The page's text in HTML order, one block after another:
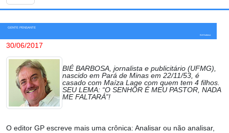
GENTE PENSANTE
Bié Barbosa
30/06/2017
BIÉ BARBOSA, jornalista e publicitário (UFMG),
nascido em Pará de Minas em 22/11/53, é
casado com Maíza Lage com quem tem 4 filhos.
SEU LEMA: “O SENHOR É MEU PASTOR, NADA
ME FALTARÁ”!
O editor GP escreve mais uma crônica: Analisar ou não analisar,